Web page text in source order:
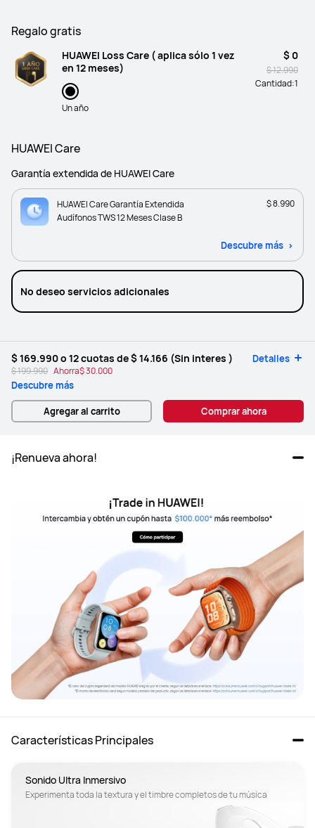
Regalo gratis
HUAWEI Loss Care ( aplica sólo 1 vez
en 12 meses)
Un año
$ 0
$ 12.990
Cantidad:1
HUAWEI Care
Garantía extendida de HUAWEI Care
HUAWEI Care Garantía Extendida
Audífonos TWS 12 Meses Clase B
$ 8.990
Descubre más
No deseo servicios adicionales
$ 169.990o 12 cuotas de$ 14.166 (Sin interes ) Detalles
$ 199.990 Ahorra$ 30.000
Descubre más
Agregar al carrito Comprar ahora
¡Renueva ahora!
Características Principales
Sonido Ultra Inmersivo
Experimenta toda la textura y el timbre completos de tu música